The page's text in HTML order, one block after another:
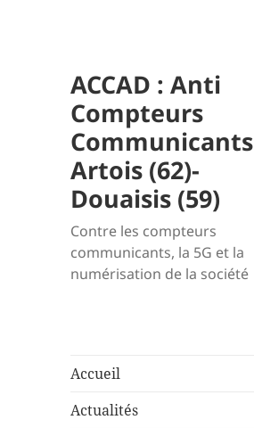
ACCAD : Anti
Compteurs
Communicants
Artois (62)-
Douaisis (59)
Contre les compteurs
communicants, la 5G et la
numérisation de la société
Accueil
Actualités